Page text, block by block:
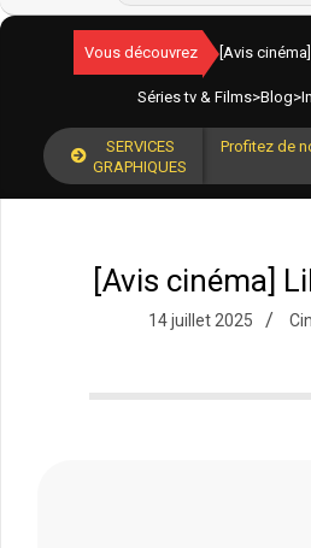
Vous découvrez [Avis
Séries tv & Films>Blog>
SERVICES
GRAPHIQUES
Profitez de
[Avis cinéma]
14 juillet 2025